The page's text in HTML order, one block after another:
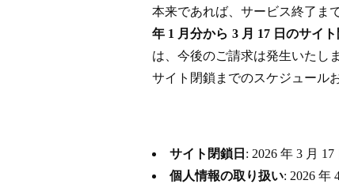
本来であれば、サービス終了ま
年 1 月分から 3 月 17 日のサイ
は、今後のご請求は発生いたし
サイト閉鎖までのスケジュール
サイト閉鎖日 : 2026 年 3 月
個人情報の取り扱い: 2026 年